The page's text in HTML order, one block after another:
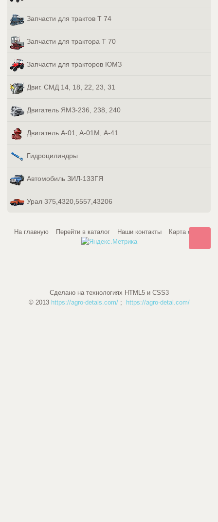
Запчасти для трактов Т 74
Запчасти для трактора Т 70
Запчасти для тракторов ЮМЗ
Двиг. СМД 14, 18, 22, 23, 31
Двигатель ЯМЗ-236, 238, 240
Двигатель А-01, А-01М, А-41
Гидроцилиндры
Автомобиль ЗИЛ-133ГЯ
Урал 375,4320,5557,43206
На главную Перейти в каталог Наши контакты Карта сайта
Сделано на технологиях HTML5 и CSS3
© 2013 https://agro-detals.com/; https://agro-detal.com/